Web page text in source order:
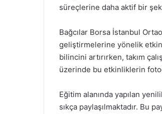
süreçlerine daha aktif bir
Bağcılar Borsa İstanbul
geliştirmelerine yönelik
bilincini artırırken, takım
üzerinde bu etkinliklerin
Eğitim alanında yapılan
sıkça paylaşılmaktadır. Bu